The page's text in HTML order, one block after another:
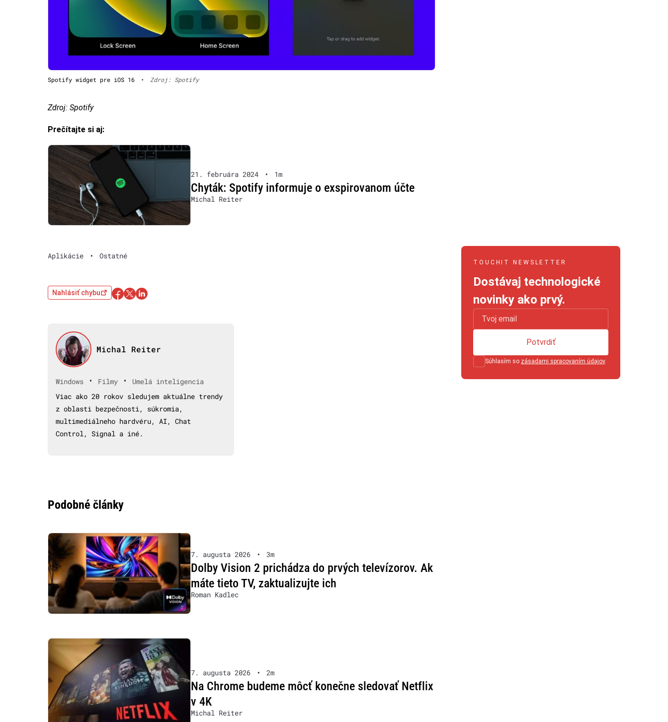
Spotify widget pre iOS 16 • Zdroj: Spotify
Zdroj: Spotify
Prečítajte si aj:
21. februára 2024 • 1m
Chyták: Spotify informuje o exspirovanom účte
Michal Reiter
Aplikácie • Ostatné
Nahlásiť chybu
Michal Reiter
Windows • Filmy •
Umelá inteligencia
Viac ako 20 rokov sledujem aktuálne trendy
z oblasti bezpečnosti, súkromia,
multimediálneho hardvéru, AI, Chat
Control, Signal a iné.
Podobné články
7. augusta 2026 • 3m
Dolby Vision 2 prichádza do prvých televízorov. Ak
máte tieto TV, zaktualizujte ich
Roman Kadlec
7. augusta 2026 • 2m
Na Chrome budeme môcť konečne sledovať Netflix
v 4K
Michal Reiter
TOUCHIT NEWSLETTER
Dostávaj technologické
novinky ako prvý.
Súhlasím so zásadami spracovaním údajov.
Potvrdiť